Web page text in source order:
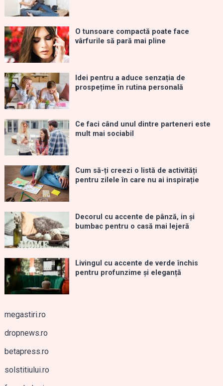
O tunsoare compactă poate face
vârfurile să pară mai pline
Idei pentru a aduce senzația de
prospețime în rutina personală
Ce faci când unul dintre parteneri este
mult mai sociabil
Cum să-ți creezi o listă de activități
pentru zilele în care nu ai inspirație
Decorul cu accente de pânză, in și
bumbac pentru o casă mai lejeră
Livingul cu accente de verde închis
pentru profunzime și eleganță
megastiri.ro
dropnews.ro
betapress.ro
solstitiului.ro